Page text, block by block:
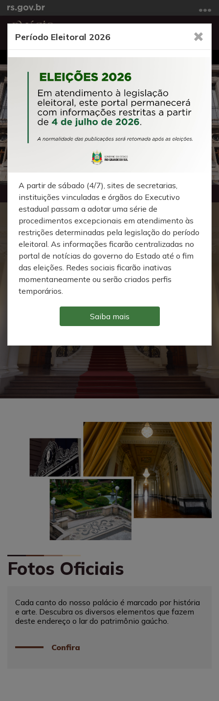
para
conteúdo
para
menu
Ir
para
a
busca
Início
do
conteúdo
Período Eleitoral 2026
A partir de sábado (4/7), sites de secretarias,
instituições vinculadas e órgãos do Executivo
estadual passam a adotar uma série de
procedimentos excepcionais em atendimento às
restrições determinadas pela legislação do período
eleitoral. As informações ficarão centralizadas no
portal de notícias do governo do Estado até o fim
das eleições. Redes sociais ficarão inativas
momentaneamente ou serão criados perfis
temporários.
Saiba mais
Continuar 00:00:00
Passeio virtual
Explore as salas do Palácio Piratini
Fotos Oficiais
Cada canto do nosso palácio é marcado por história
e arte. Descubra os diversos elementos que fazem
deste endereço o lar do patrimônio gaúcho.
Confira